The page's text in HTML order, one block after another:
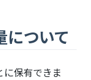
について
に保有できま